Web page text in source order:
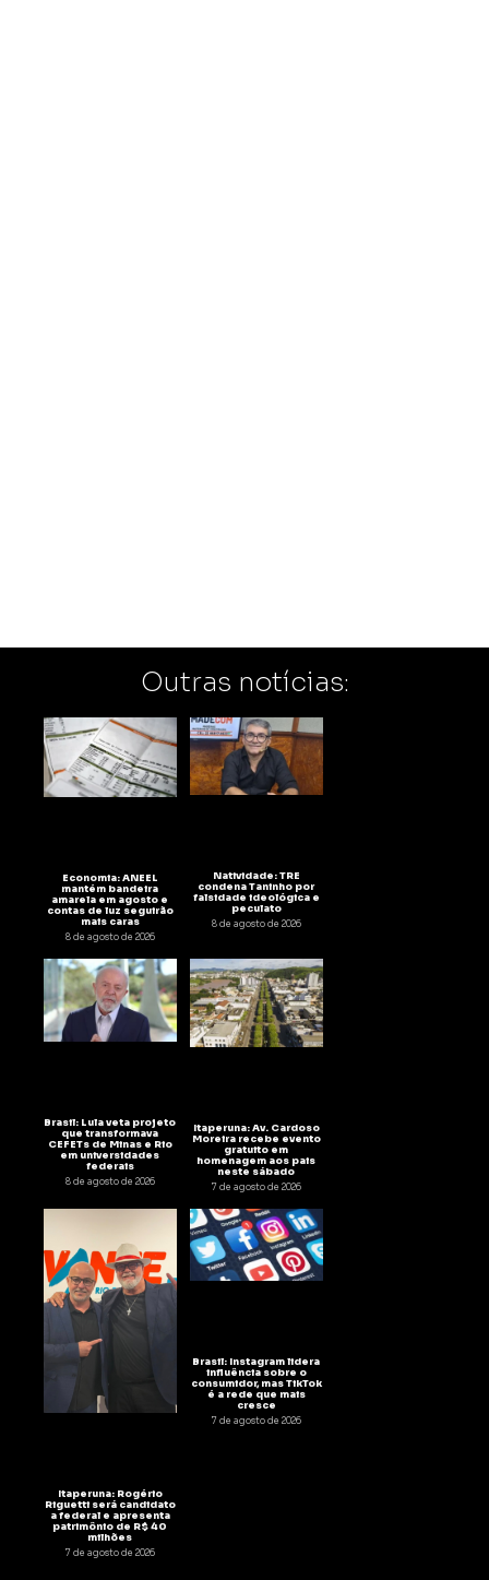
Outras notícias:
Economia: ANEEL
mantém bandeira
amarela em agosto e
contas de luz seguirão
mais caras
8 de agosto de 2026
Natividade: TRE
condena Taninho por
falsidade ideológica e
peculato
8 de agosto de 2026
Brasil: Lula veta projeto
que transformava
CEFETs de Minas e Rio
em universidades
federais
8 de agosto de 2026
Itaperuna: Av. Cardoso
Moreira recebe evento
gratuito em
homenagem aos pais
neste sábado
7 de agosto de 2026
Itaperuna: Rogério
Riguetti será candidato
a federal e apresenta
patrimônio de R$ 40
milhões
7 de agosto de 2026
Brasil: Instagram lidera
influência sobre o
consumidor, mas TikTok
é a rede que mais
cresce
7 de agosto de 2026